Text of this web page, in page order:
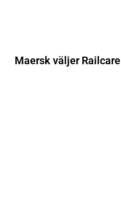
Maersk väljer Railcare